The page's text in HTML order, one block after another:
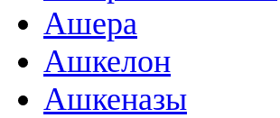
Ашера
Ашкелон
Ашкеназы